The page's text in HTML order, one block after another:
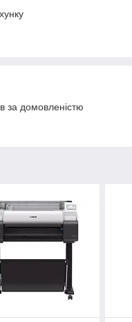
за домовленістю